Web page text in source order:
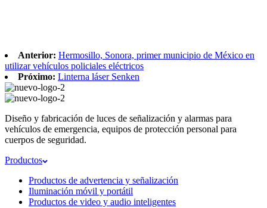
Anterior: Hermosillo, Sonora, primer municipio de México en
utilizar vehículos policiales eléctricos
Próximo: Linterna láser Senken
Diseño y fabricación de luces de señalización y alarmas para
vehículos de emergencia, equipos de protección personal para
cuerpos de seguridad.
Productos
Productos de advertencia y señalización
Iluminación móvil y portátil
Productos de video y audio inteligentes